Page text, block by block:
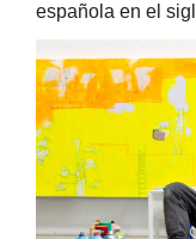
española en el